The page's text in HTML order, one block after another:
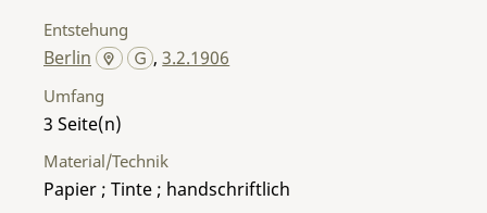
Entstehung
Berlin ,3.2.1906
Umfang
3
Material/Technik
Papier ; Tinte ; handschriftlich